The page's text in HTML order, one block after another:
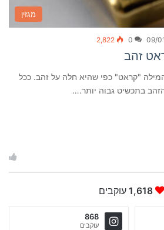
מגזין
09/
0
2,822
זהב
"קראט" כפי שהיא חלה על זהב. ככל
בתכשיט גבוה יותר.…
1,618 עוקבים
868
עוקבים